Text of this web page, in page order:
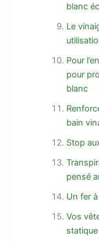
blanc
Le
Pour
pour
blanc
bain
Stop
pensé
Un fer
Vos